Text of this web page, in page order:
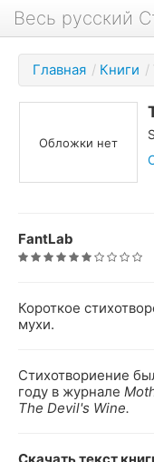
Весь русский
Книги
Фильмы
О проекте
Главная / Книги /
Обложки нет
FantLab
Короткое
мухи.
Стихотвориение
году в журнале
The Devil's Wine.